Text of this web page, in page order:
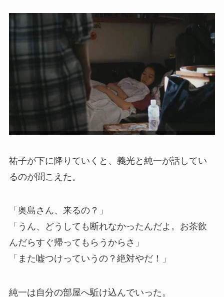
祐子が下に降りていくと、義光と純一が話してい
るのが聞こえた。
「奥島さん、来るの？」
「うん、どうしても断れなかったんだよ。お茶飲
んだらすぐ帰ってもらうからさ」
「また嘘つけっていうの？絶対やだ！」
純一は自分の部屋へ駈け込んでいった。